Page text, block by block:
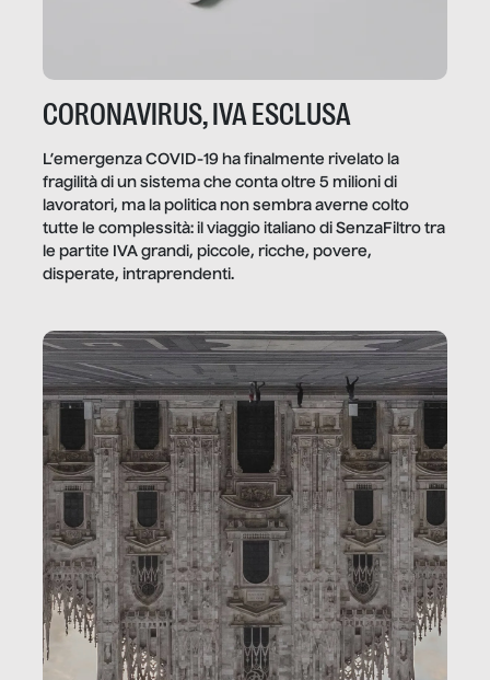
CORONAVIRUS, IVA ESCLUSA
L’emergenza COVID-19 ha finalmente rivelato la
fragilità di un sistema che conta oltre 5 milioni di
lavoratori, ma la politica non sembra averne colto
tutte le complessità: il viaggio italiano di SenzaFiltro tra
le partite IVA grandi, piccole, ricche, povere,
disperate, intraprendenti.